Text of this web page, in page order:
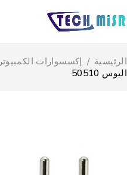
/ إكسسوارات الكمبيوتر
50510